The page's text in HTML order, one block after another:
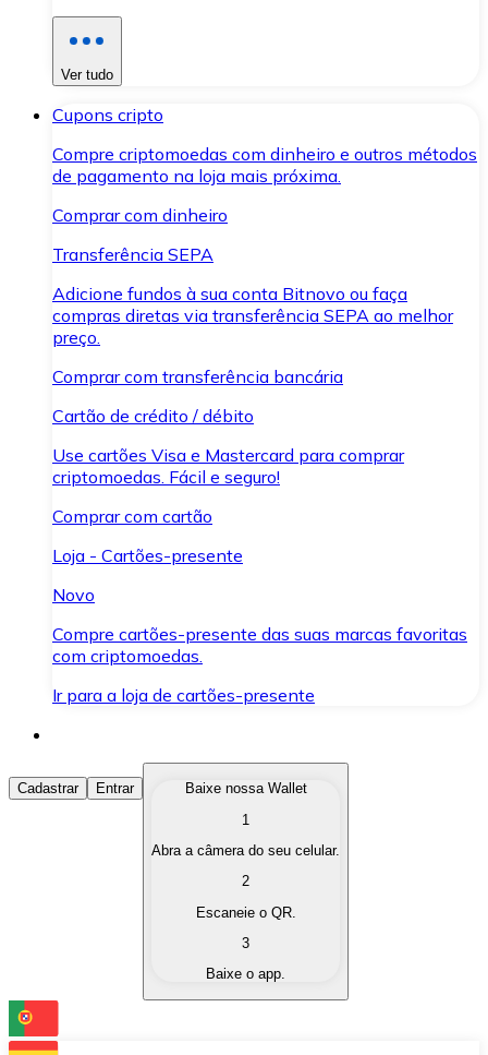
Ver tudo
Cupons cripto
Compre criptomoedas com dinheiro e outros métodos
de pagamento na loja mais próxima.
Comprar com dinheiro
Transferência SEPA
Adicione fundos à sua conta Bitnovo ou faça
compras diretas via transferência SEPA ao melhor
preço.
Comprar com transferência bancária
Cartão de crédito / débito
Use cartões Visa e Mastercard para comprar
criptomoedas. Fácil e seguro!
Comprar com cartão
Loja - Cartões-presente
Novo
Compre cartões-presente das suas marcas favoritas
com criptomoedas.
Ir para a loja de cartões-presente
Comprar Criptomoedas
Compre as criptomoedas de seu interesse de forma
Converta suas criptomoedas em moeda fiduciária
Troque uma criptomoeda por outra
Cadastrar Entrar
Baixe nossa Wallet
1
Abra a câmera do seu celular.
2
Escaneie o QR.
3
Baixe o app.